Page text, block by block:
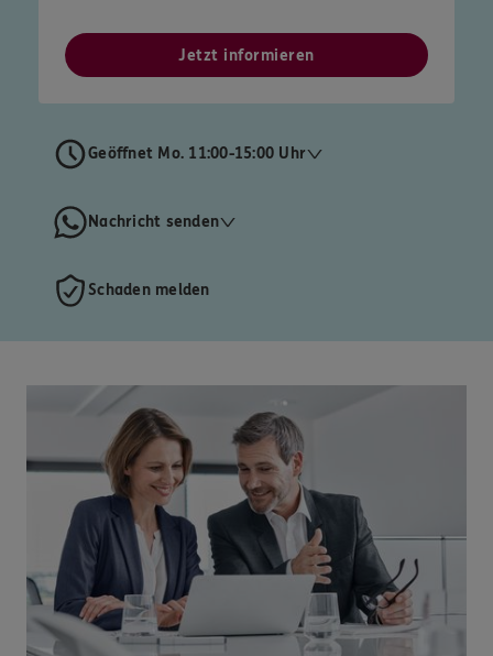
Jetzt informieren
Geöffnet Mo. 11:00-15:00 Uhr
Nachricht senden
Schaden melden